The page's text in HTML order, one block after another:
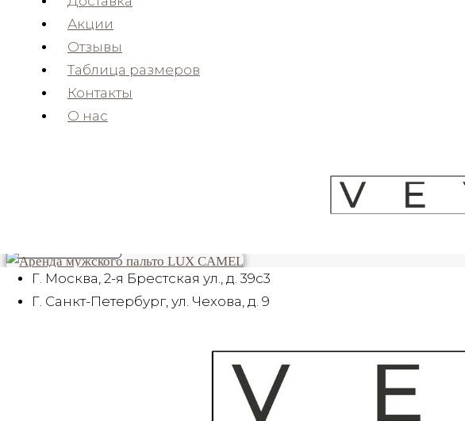
Акции
Отзывы
Таблица размеров
Контакты
О нас
Г. Москва, 2-я Брестская ул., д. 39c3
Г. Санкт-Петербург, ул. Чехова, д. 9
ОТ 3000 РУБ
Аренда мужского пальто
GRAY WEATHER
LUX CAMEL